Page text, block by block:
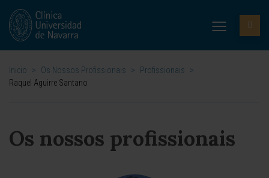
Inicio > Os Nossos Profissionais > Profissionais
>
Raquel Aguirre Santano
Os nossos profissionais